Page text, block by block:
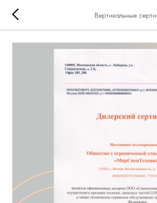
Вертикальные